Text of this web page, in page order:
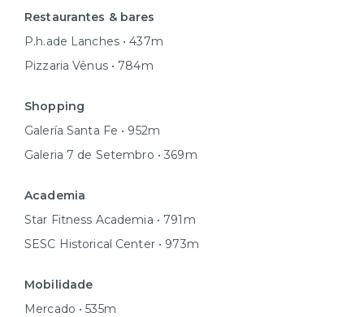
Restaurantes & bares
P.h.ade Lanches • 437m
Pizzaria Vênus • 784m
Shopping
Galería Santa Fe • 952m
Galeria 7 de Setembro • 369m
Academia
Star Fitness Academia • 791m
SESC Historical Center • 973m
Mobilidade
Mercado • 535m